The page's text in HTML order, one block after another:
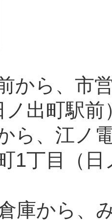
から、市
ノ出町駅
ら、江ノ
1丁目（
庫から、